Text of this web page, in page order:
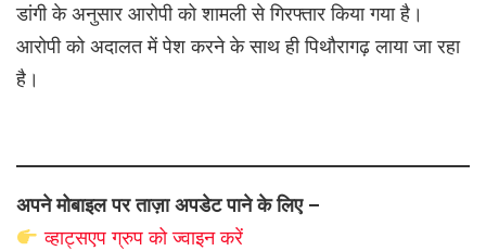
डांगी के अनुसार आरोपी को शामली से गिरफ्तार किया गया है।
आरोपी को अदालत में पेश करने के साथ ही पिथौरागढ़ लाया जा रहा
है।
अपने मोबाइल पर ताज़ा अपडेट पाने के लिए –
व्हाट्सएपग्रुप कोज्वाइन करें